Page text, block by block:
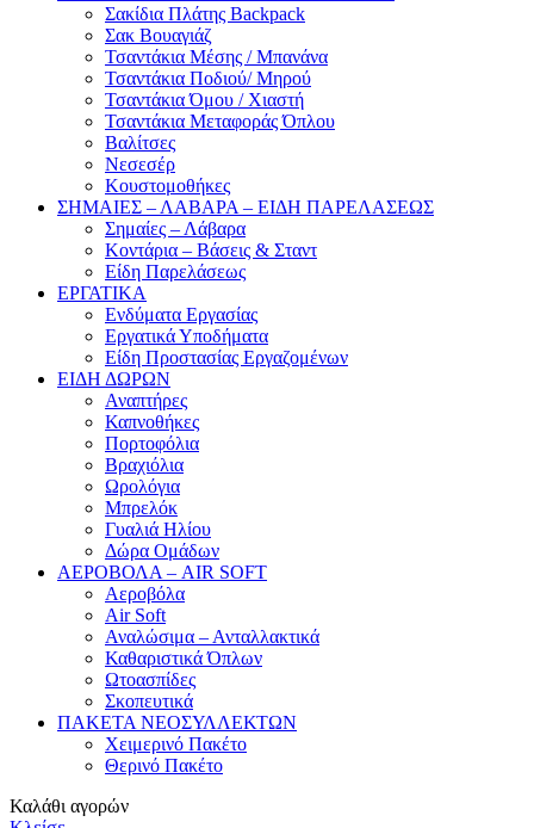
Σακίδια Πλάτης Backpack
Σακ Βουαγιάζ
Τσαντάκια Μέσης / Μπανάνα
Τσαντάκια Ποδιού/ Μηρού
Τσαντάκια Όμου / Χιαστή
Τσαντάκια Μεταφοράς Όπλου
Βαλίτσες
Νεσεσέρ
Κουστομοθήκες
ΣΗΜΑΙΕΣ – ΛΑΒΑΡΑ – ΕΙΔΗ ΠΑΡΕΛΑΣΕΩΣ
Σημαίες – Λάβαρα
Κοντάρια – Βάσεις & Σταντ
Είδη Παρελάσεως
ΕΡΓΑΤΙΚΑ
Ενδύματα Εργασίας
Εργατικά Υποδήματα
Είδη Προστασίας Εργαζομένων
ΕΙΔΗ ΔΩΡΩΝ
Αναπτήρες
Καπνοθήκες
Πορτοφόλια
Βραχιόλια
Ωρολόγια
Μπρελόκ
Γυαλιά Ηλίου
Δώρα Ομάδων
ΑΕΡΟΒΟΛΑ – AIR SOFT
Αεροβόλα
Air Soft
Αναλώσιμα – Ανταλλακτικά
Καθαριστικά Όπλων
Ωτοασπίδες
Σκοπευτικά
ΠΑΚΕΤΑ ΝΕΟΣΥΛΛΕΚΤΩΝ
Χειμερινό Πακέτο
Θερινό Πακέτο
Καλάθι αγορών